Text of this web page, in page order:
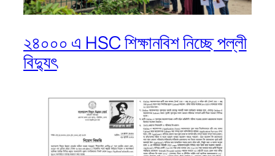
২৪০০০ এ HSC শিক্ষানবিশ নিচ্ছে পল্লী
বিদ্যুৎ